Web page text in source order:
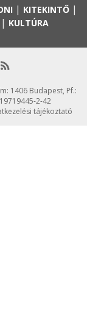
| KITEKINTŐ|
| KULTÚRA
1406 Budapest, Pf.:
2-42
tájékoztató